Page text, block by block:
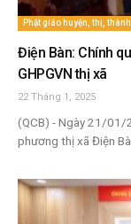
Phật giáo huyện, thị, thành
Điện Bàn: Chính
GHPGVN thị xã
22 Tháng 1, 2025
(QCB) - Ngày 21/01/
phương thị xã Điện